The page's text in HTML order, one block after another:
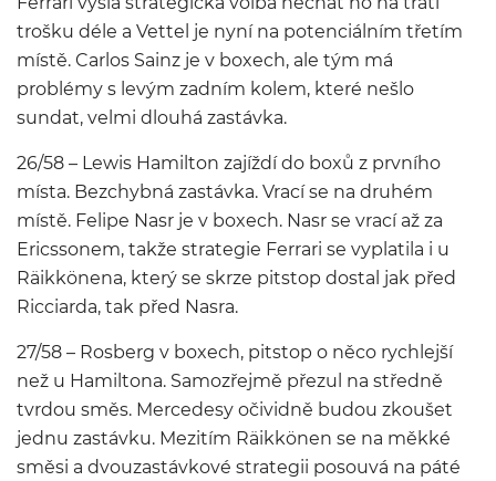
trošku déle a Vettel je nyní na potenciálním třetím
místě. Carlos Sainz je v boxech, ale tým má
problémy s levým zadním kolem, které nešlo
sundat, velmi dlouhá zastávka.
26/58 – Lewis Hamilton zajíždí do boxů z prvního
místa. Bezchybná zastávka. Vrací se na druhém
místě. Felipe Nasr je v boxech. Nasr se vrací až za
Ericssonem, takže strategie Ferrari se vyplatila i u
Räikkönena, který se skrze pitstop dostal jak před
Ricciarda, tak před Nasra.
27/58 – Rosberg v boxech, pitstop o něco rychlejší
než u Hamiltona. Samozřejmě přezul na středně
tvrdou směs. Mercedesy očividně budou zkoušet
jednu zastávku. Mezitím Räikkönen se na měkké
směsi a dvouzastávkové strategii posouvá na páté